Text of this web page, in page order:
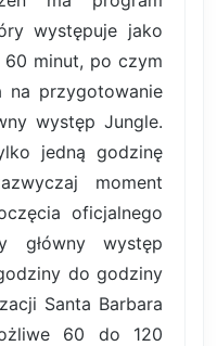
występuje jako
minut, po czym
na przygotowanie
występ Jungle.
jedną godzinę
moment
oficjalnego
główny występ
do godziny
Santa Barbara
60 do 120